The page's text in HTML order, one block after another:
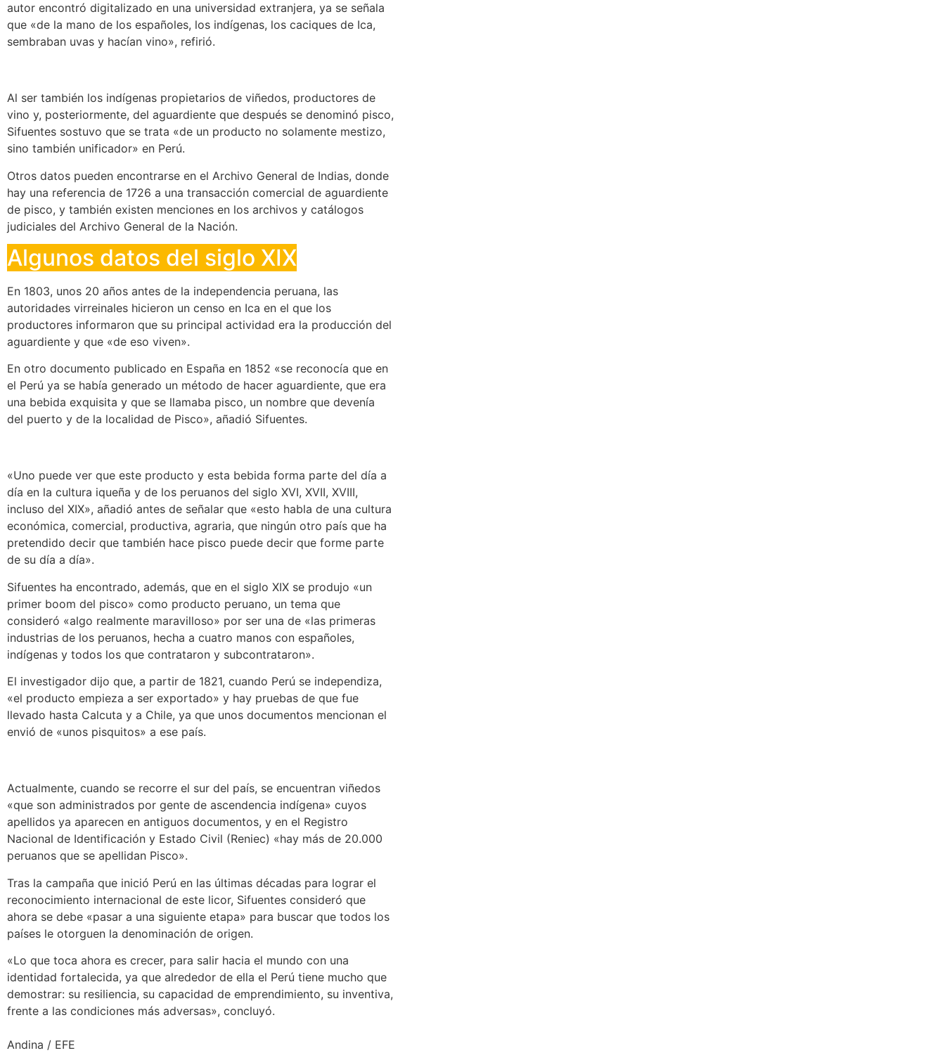
autor encontró digitalizado en una universidad extranjera, ya se señala
que «de la mano de los españoles, los indígenas, los caciques de Ica,
sembraban uvas y hacían vino», refirió.
Al ser también los indígenas propietarios de viñedos, productores de
vino y, posteriormente, del aguardiente que después se denominó pisco,
Sifuentes sostuvo que se trata «de un producto no solamente mestizo,
sino también unificador» en Perú.
Otros datos pueden encontrarse en el Archivo General de Indias, donde
hay una referencia de 1726 a una transacción comercial de aguardiente
de pisco, y también existen menciones en los archivos y catálogos
judiciales del Archivo General de la Nación.
Algunos datos del siglo XIX
En 1803, unos 20 años antes de la independencia peruana, las
autoridades virreinales hicieron un censo en Ica en el que los
productores informaron que su principal actividad era la producción del
aguardiente y que «de eso viven».
En otro documento publicado en España en 1852 «se reconocía que en
el Perú ya se había generado un método de hacer aguardiente, que era
una bebida exquisita y que se llamaba pisco, un nombre que devenía
del puerto y de la localidad de Pisco», añadió Sifuentes.
«Uno puede ver que este producto y esta bebida forma parte del día a
día en la cultura iqueña y de los peruanos del siglo XVI, XVII, XVIII,
incluso del XIX», añadió antes de señalar que «esto habla de una cultura
económica, comercial, productiva, agraria, que ningún otro país que ha
pretendido decir que también hace pisco puede decir que forme parte
de su día a día».
Sifuentes ha encontrado, además, que en el siglo XIX se produjo «un
primer boom del pisco» como producto peruano, un tema que
consideró «algo realmente maravilloso» por ser una de «las primeras
industrias de los peruanos, hecha a cuatro manos con españoles,
indígenas y todos los que contrataron y subcontrataron».
El investigador dijo que, a partir de 1821, cuando Perú se independiza,
«el producto empieza a ser exportado» y hay pruebas de que fue
llevado hasta Calcuta y a Chile, ya que unos documentos mencionan el
envió de «unos pisquitos» a ese país.
Actualmente, cuando se recorre el sur del país, se encuentran viñedos
«que son administrados por gente de ascendencia indígena» cuyos
apellidos ya aparecen en antiguos documentos, y en el Registro
Nacional de Identificación y Estado Civil (Reniec) «hay más de 20.000
peruanos que se apellidan Pisco».
Tras la campaña que inició Perú en las últimas décadas para lograr el
reconocimiento internacional de este licor, Sifuentes consideró que
ahora se debe «pasar a una siguiente etapa» para buscar que todos los
países le otorguen la denominación de origen.
«Lo que toca ahora es crecer, para salir hacia el mundo con una
identidad fortalecida, ya que alrededor de ella el Perú tiene mucho que
demostrar: su resiliencia, su capacidad de emprendimiento, su inventiva,
frente a las condiciones más adversas», concluyó.
Andina / EFE